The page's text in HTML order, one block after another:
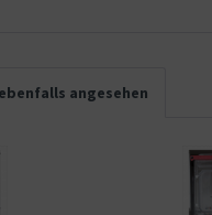
angesehen